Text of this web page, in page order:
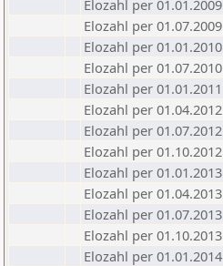
Elozahl per 01.01.2009
Elozahl per 01.07.2009
Elozahl per 01.01.2010
Elozahl per 01.07.2010
Elozahl per 01.01.2011
Elozahl per 01.04.2012
Elozahl per 01.07.2012
Elozahl per 01.10.2012
Elozahl per 01.01.2013
Elozahl per 01.04.2013
Elozahl per 01.07.2013
Elozahl per 01.10.2013
Elozahl per 01.01.2014